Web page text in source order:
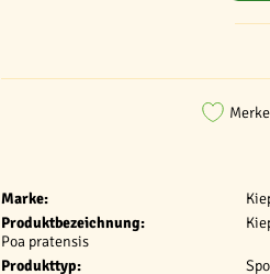
Marke:
Produktbezeichnung:
Poa pratensis
Produkttyp: